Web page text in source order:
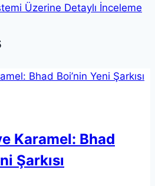
Üzerine Detaylı İnceleme
Karamel: Bhad
Şarkısı